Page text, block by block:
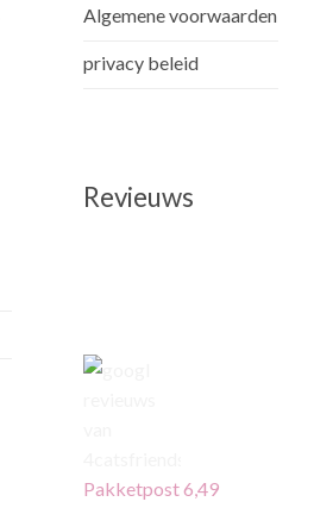
Algemene voorwaarden
privacy beleid
Revieuws
Pakketpost 6,49